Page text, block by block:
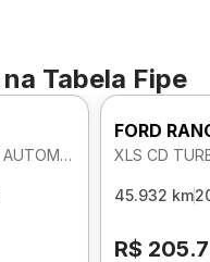
na Tabela Fipe
LIMITED CD TURBO DIE 4WD 3.0 AUTOMATICO
FORD
XLS CD
45.932 km
R$